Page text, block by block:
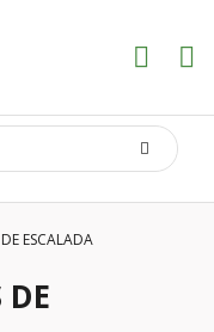
ESCALADA
DE